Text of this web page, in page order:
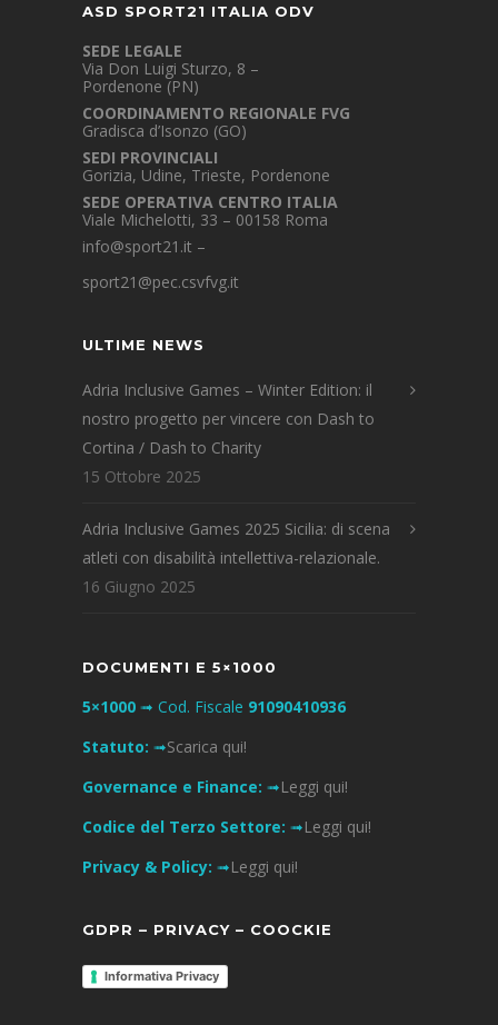
ASD SPORT21 ITALIA ODV
SEDE LEGALE
Via Don Luigi Sturzo, 8 –
Pordenone (PN)
COORDINAMENTO REGIONALE FVG
Gradisca d’Isonzo (GO)
SEDI PROVINCIALI
Gorizia, Udine, Trieste, Pordenone
SEDE OPERATIVA CENTRO ITALIA
Viale Michelotti, 33 – 00158 Roma
info@sport21.it –
sport21@pec.csvfvg.it
ULTIME NEWS
Adria Inclusive Games – Winter Edition: il
nostro progetto per vincere con Dash to
Cortina / Dash to Charity
15 Ottobre 2025
Adria Inclusive Games 2025 Sicilia: di scena
atleti con disabilità intellettiva-relazionale.
16 Giugno 2025
DOCUMENTI E 5×1000
5×1000 ➟ Cod. Fiscale 91090410936
Statuto: ➟Scarica qui!
Governance e Finance: ➟Leggi qui!
Codice del Terzo Settore: ➟Leggi qui!
Privacy & Policy: ➟Leggi qui!
GDPR – PRIVACY – COOCKIE
Informativa Privacy